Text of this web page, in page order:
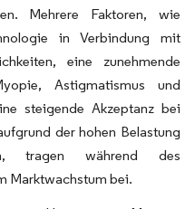
Mehrere Faktoren, wie
in Verbindung mit
eine zunehmende
Astigmatismus und
steigende Akzeptanz bei
der hohen Belastung
tragen während des
Marktwachstum bei.